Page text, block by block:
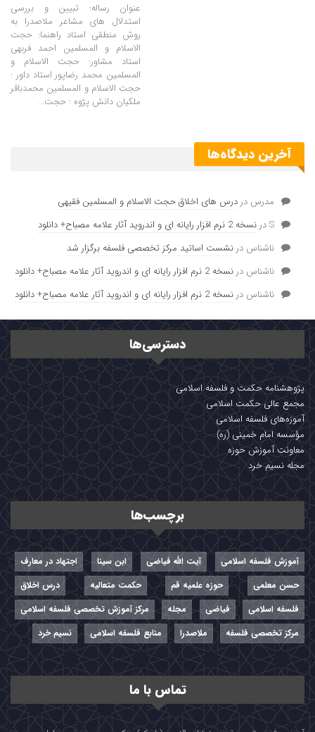
عنوان رساله: تبیین و بررسی
استدلال های مشاعر ملاصدرا به
روش منطقی استاد راهنما: حجت
الاسلام و المسلمین احمد فربهی
استاد مشاور: حجت الاسلام و
المسلمین محمد رضاپور استاد داور :
حجت الاسلام و المسلمین محمدباقر
ملکیان دانش پژوه : حجت…
آخرین دیدگاه‌ها
مدرس در درس های اخلاق حجت الاسلام و المسلمین فقیهی
Sدر نسخه 2 نرم افزار رایانه ای و اندروید آثار علامه مصباح+ دانلود
ناشناس در نشست اساتید مرکز تخصصی فلسفه برگزار شد
ناشناس در نسخه 2 نرم افزار رایانه ای و اندروید آثار علامه مصباح+ دانلود
ناشناس در نسخه 2 نرم افزار رایانه ای و اندروید آثار علامه مصباح+ دانلود
دسترسی‌ها
پژوهشنامه حکمت و فلسفه اسلامی
مجمع عالی حکمت اسلامی
آموزه‌های فلسفه اسلامی
مؤسسه امام خمینی (ره)
معاونت آموزش حوزه
مجله نسیم خرد
برچسب‌ها
آموزش فلسفه اسلامی آیت الله فیاضی ابن سینا
اجتهاد در معارف
حسن معلمی
حوزه علمیه قم حکمت متعالیه
درس اخلاق
فلسفه اسلامی
فیاضی مجله
مرکز آموزش تخصصی فلسفه اسلامی
مرکز تخصصی فلسفه
ملاصدرا منابع فلسفه اسلامی نسیم خرد
تماس با ما